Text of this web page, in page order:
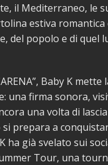
il Mediterraneo, le
estiva romantica
del popolo e di quel
Baby K
una firma sonora,
una volta di
prepara a
ha già svelato sui
Tour, una